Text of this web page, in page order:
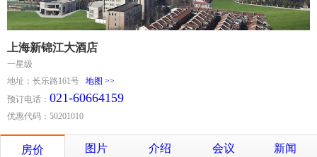
上海新锦江大酒店
一星级
地址：长乐路161号 地图 >>
预订电话： 021-60664159
优惠代码：50201010
房价 图片 介绍 会议 新闻